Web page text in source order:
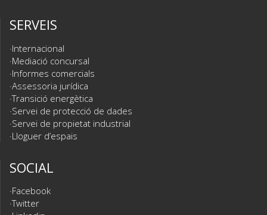
SERVEIS
Internacional
Mediació concursal
Informes comercials
Assessoria jurídica
Transició energètica
Servei de protecció de dades
Servei de propietat industrial
Lloguer d’espais
SOCIAL
Facebook
Twitter